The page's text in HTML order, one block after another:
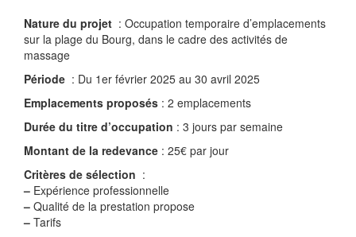
Nature du projet : Occupation temporaire d’emplacements
sur la plage du Bourg, dans le cadre des activités de
massage
Période : Du 1er février 2025 au 30 avril 2025
Emplacements proposés : 2 emplacements
Durée du titre d’occupation : 3 jours par semaine
Montant de la redevance : 25€ par jour
Critères de sélection :
– Expérience professionnelle
– Qualité de la prestation propose
– Tarifs